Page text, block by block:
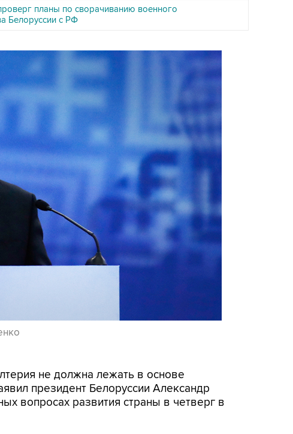
планы по сворачиванию военного
Белоруссии с РФ
не должна лежать в основе
президент Белоруссии Александр
вопросах развития страны в четверг в